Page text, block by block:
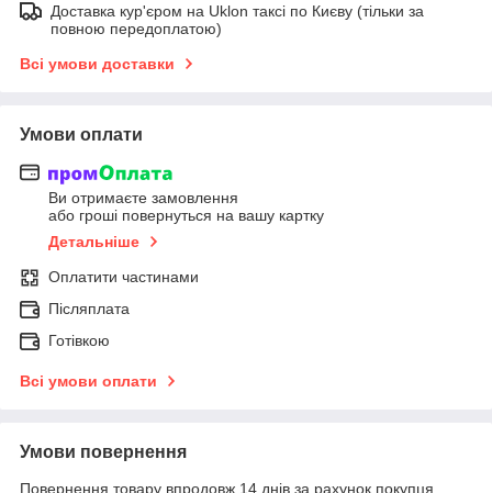
Доставка кур'єром на Uklon таксі по Києву (тільки за
повною передоплатою)
Всі умови доставки
Умови оплати
Ви отримаєте замовлення
або гроші повернуться на вашу картку
Детальніше
Оплатити частинами
Післяплата
Готівкою
Всі умови оплати
Умови повернення
Повернення товару впродовж 14 днів за рахунок покупця